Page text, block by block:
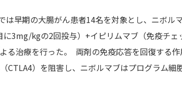
は早期の大腸がん患者14名を対象とし、ニボル
3mg/kgの2回投与）+イピリムマブ（免疫チェ
る治療を行った。 両剤の免疫応答を回復する
CTLA4）を阻害し、ニボルマブはプログラム細